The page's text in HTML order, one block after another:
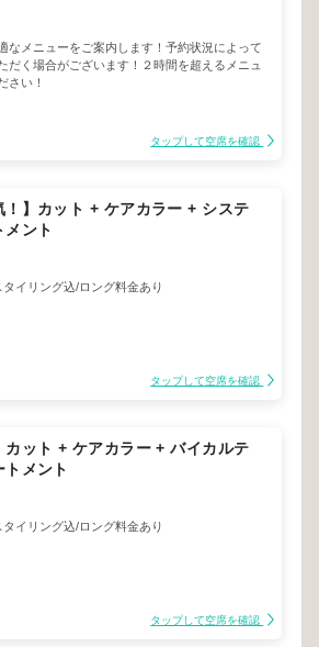
なメニューをご案内します！予約状況によって
だく場合がございます！２時間を超えるメニュ
さい！
タップして空席を確認
！】カット + ケアカラー + システ
メント
イリング込/ロング料金あり
タップして空席を確認
カット + ケアカラー + バイカルテ
メント
イリング込/ロング料金あり
タップして空席を確認